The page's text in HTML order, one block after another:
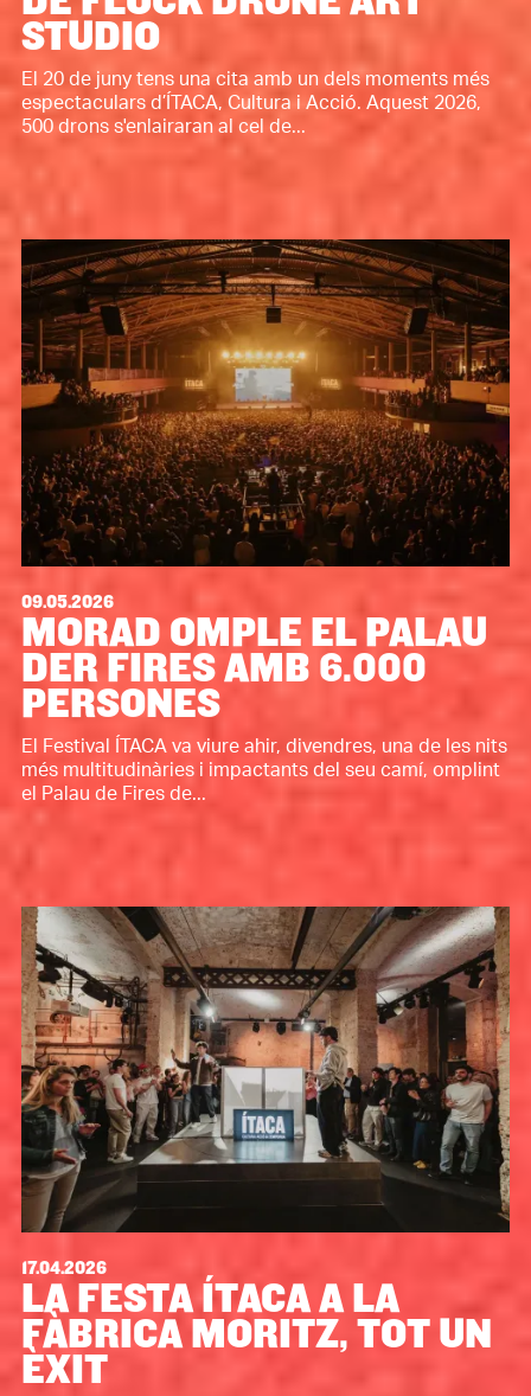
STUDIO
El 20 de juny tens una cita amb un dels moments més
espectaculars d’ÍTACA, Cultura i Acció. Aquest 2026,
500 drons s'enlairaran al cel de...
09.05.2026
MORAD OMPLE EL PALAU
DER FIRES AMB 6.000
PERSONES
El Festival ÍTACA va viure ahir, divendres, una de les nits
més multitudinàries i impactants del seu camí, omplint
el Palau de Fires de...
17.04.2026
LA FESTA ÍTACA A LA
FÀBRICA MORITZ, TOT UN
ÈXIT